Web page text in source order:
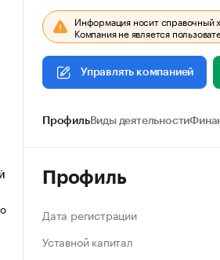
Информация носит справочный
Компания не является
Управлять компанией
ПрофильВиды деятельности
Профиль
Дата регистрации
Уставной капитал